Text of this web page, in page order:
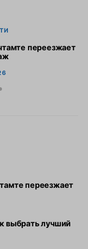
переезжает
переезжает
выбрать лучший